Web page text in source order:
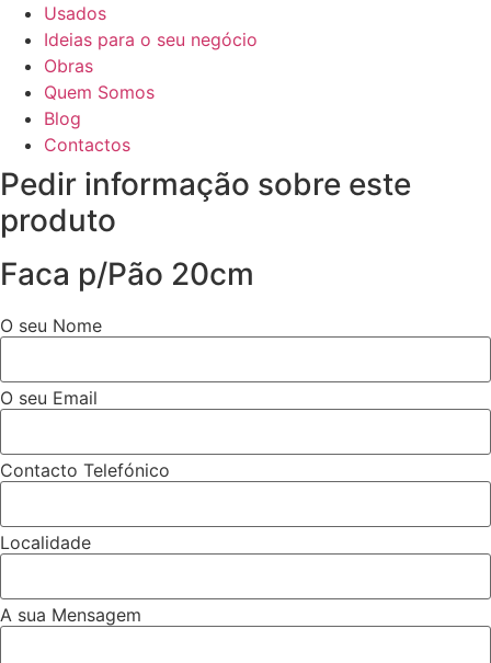
Usados
Ideias para o seu negócio
Obras
Quem Somos
Blog
Contactos
Pedir informação sobre este
produto
Faca p/Pão 20cm
O seu Nome
O seu Email
Contacto Telefónico
Localidade
A sua Mensagem